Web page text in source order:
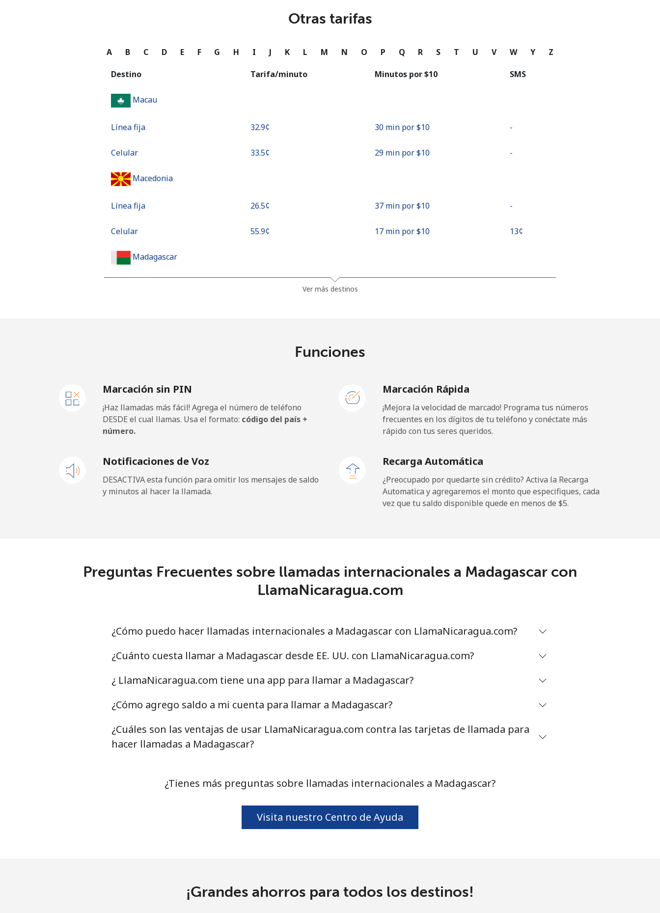
Continuar con
Otras tarifas
A B C D E F G H I J K L M N O P Q R S T U V W Y Z
Destino Tarifa/minuto Minutos por ⁦$10⁩ SMS
Macau
Línea fija ⁦32.9¢⁩ 30 min por ⁦$10⁩ -
Celular ⁦33.5¢⁩ 29 min por ⁦$10⁩ -
Macedonia
Línea fija ⁦26.5¢⁩ 37 min por ⁦$10⁩ -
Celular ⁦55.9¢⁩ 17 min por ⁦$10⁩ ⁦13¢⁩
Madagascar
Celular 17 min por ⁦$10⁩
Malaysia
Celular 665 min por ⁦$10⁩
Maldives
Mali
⁦53.9¢⁩ 18 min por ⁦$10⁩
Línea fija ⁦39.5¢⁩ 25 min por ⁦$10⁩
Celular ⁦58.5¢⁩ 17 min por ⁦$10⁩
Mariana Islands
Marshall Islands
⁦32.9¢⁩ 30 min por ⁦$10⁩
⁦6.9¢⁩ 144 min por ⁦$10⁩
Ver más destinos
Funciones
Marcación sin PIN
¡Haz llamadas más fácil! Agrega el número de teléfono
DESDE el cual llamas. Usa el formato: código del país +
número.
Marcación Rápida
¡Mejora la velocidad de marcado! Programa tus números
frecuentes en los dígitos de tu teléfono y conéctate más
rápido con tus seres queridos.
Notificaciones de Voz
DESACTIVA esta función para omitir los mensajes de saldo
y minutos al hacer la llamada.
Recarga Automática
¿Preocupado por quedarte sin crédito? Activa la Recarga
Automatica y agregaremos el monto que especifiques, cada
vez que tu saldo disponible quede en menos de ⁦$5⁩.
Preguntas Frecuentes sobre llamadas internacionales a Madagascar con
LlamaNicaragua.com
¿Cómo puedo hacer llamadas internacionales a Madagascar con LlamaNicaragua.com?
¿Cuánto cuesta llamar a Madagascar desde EE. UU. con LlamaNicaragua.com?
¿ LlamaNicaragua.com tiene una app para llamar a Madagascar?
¿Cómo agrego saldo a mi cuenta para llamar a Madagascar?
¿Cuáles son las ventajas de usar LlamaNicaragua.com contra las tarjetas de llamada para
hacer llamadas a Madagascar?
¿Tienes más preguntas sobre llamadas internacionales a Madagascar?
Visita nuestro Centro de Ayuda
¡Grandes ahorros para todos los destinos!